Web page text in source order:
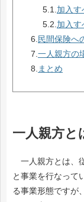
5.1. 加入す
5.2. 加入す
6. 民間保険へ
7. 一人親方の
8. まとめ
一人親方と
一人親方とは、
と事業を行なって
る事業形態ですが